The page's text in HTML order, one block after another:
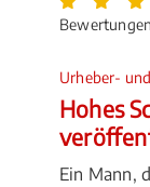
Urheber-
Hohes
Ein Mann,